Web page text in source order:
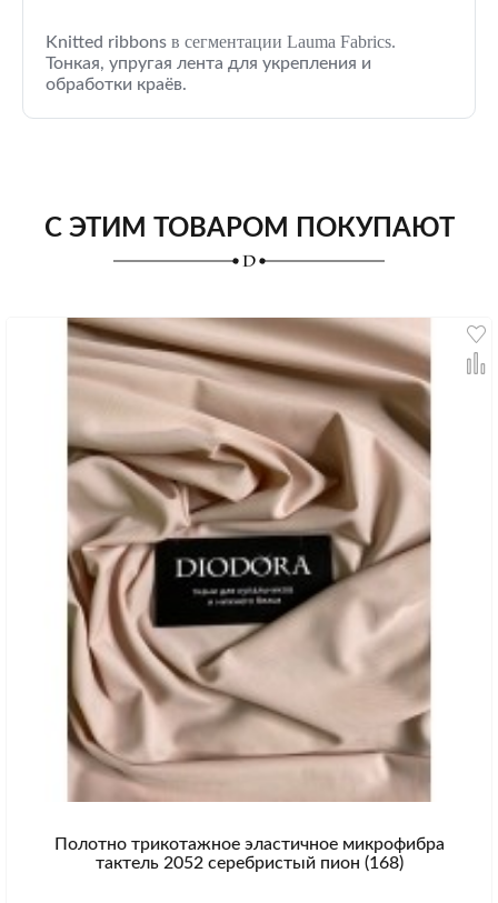
Knitted ribbons в сегментации Lauma Fabrics.
Тонкая, упругая лента для укрепления и
обработки краёв.
С ЭТИМ ТОВАРОМ ПОКУПАЮТ
Полотно трикотажное эластичное микрофибра
тактель 2052 серебристый пион (168)